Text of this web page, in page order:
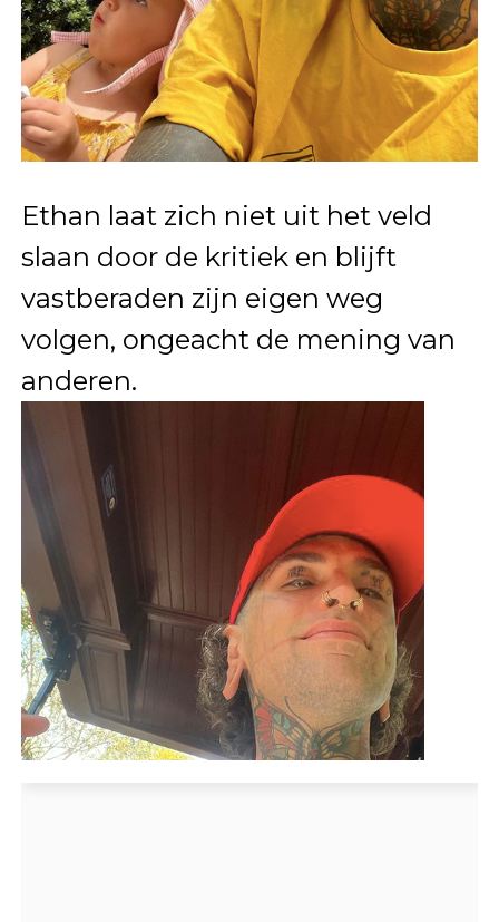
Ethan laat zich niet uit het veld
slaan door de kritiek en blijft
vastberaden zijn eigen weg
volgen, ongeacht de mening van
anderen.